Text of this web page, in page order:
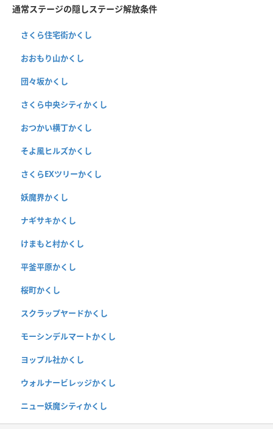
通常ステージの隠しステージ解放条件
さくら住宅街かくし
おおもり山かくし
団々坂かくし
さくら中央シティかくし
おつかい横丁かくし
そよ風ヒルズかくし
さくらEXツリーかくし
妖魔界かくし
ナギサキかくし
けまもと村かくし
平釜平原かくし
桜町かくし
スクラップヤードかくし
モーシンデルマートかくし
ヨップル社かくし
ウォルナービレッジかくし
ニュー妖魔シティかくし